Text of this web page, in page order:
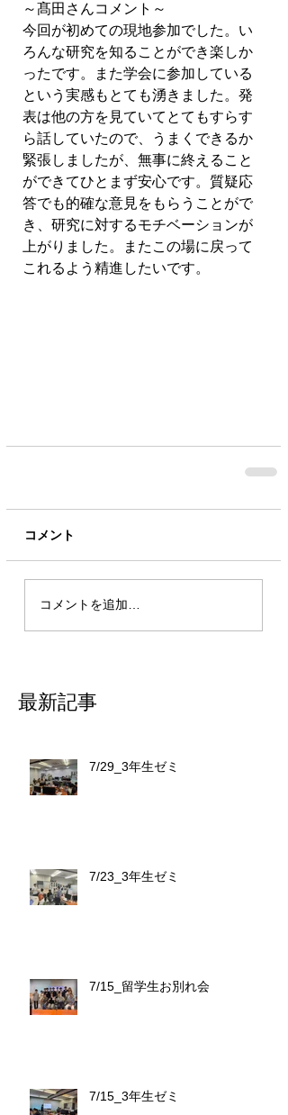
～髙田さんコメント～
今回が初めての現地参加でした。い
ろんな研究を知ることができ楽しか
ったです。また学会に参加している
という実感もとても湧きました。発
表は他の方を見ていてとてもすらす
ら話していたので、うまくできるか
緊張しましたが、無事に終えること
ができてひとまず安心です。質疑応
答でも的確な意見をもらうことがで
き、研究に対するモチベーションが
上がりました。またこの場に戻って
これるよう精進したいです。
コメント
コメントを追加…
最新記事
7/29_3年生ゼミ
7/23_3年生ゼミ
7/15_留学生お別れ会
7/15_3年生ゼミ